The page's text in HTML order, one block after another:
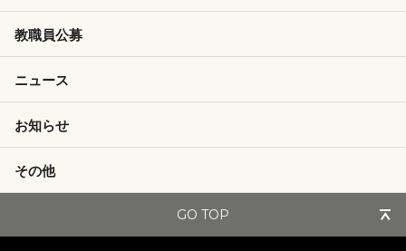
教職員公募
ニュース
お知らせ
その他
GO TOP